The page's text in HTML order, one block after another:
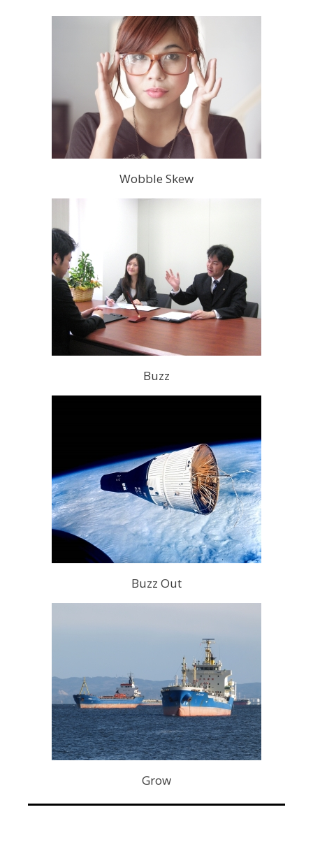
Wobble Skew
Buzz
Buzz Out
Grow